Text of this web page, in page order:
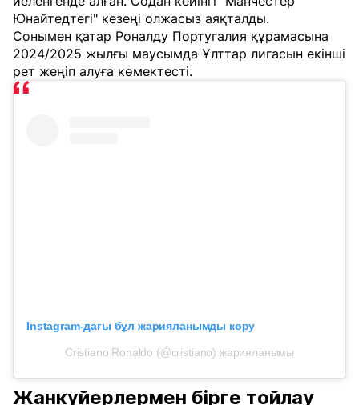
Юнайтедтегі" кезеңі олжасыз аяқталды.
Сонымен қатар Роналду Португалия құрамасына
2024/2025 жылғы маусымда Ұлттар лигасын екінші
рет жеңіп алуға көмектесті.
Instagram-дағы бұл жарияланымды көру
Cristiano Ronaldo (@cristiano) жарияланымы
Жанкүйерлермен бірге тойлау